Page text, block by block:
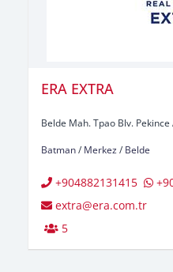
ERA EXTRA
Belde Mah. Tpao Blv.
Batman/ Merkez/ Belde
+904882131415
extra@era.com.tr
5